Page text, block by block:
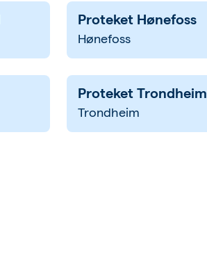
Proteket Hønefoss
Hønefoss
Proteket Trondheim
Trondheim